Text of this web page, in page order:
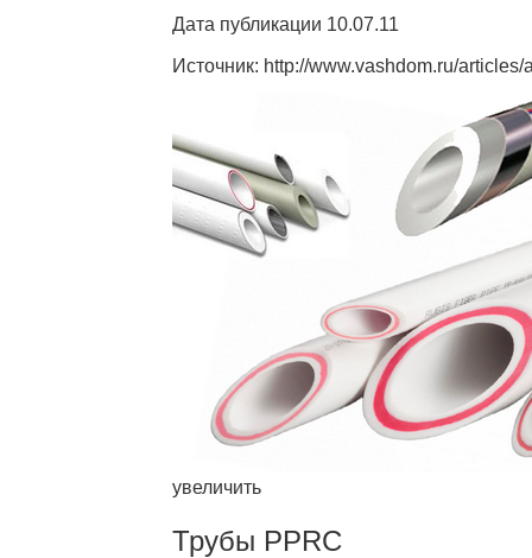
Дата публикации 10.07.11
Источник: http://www.vashdom.ru/articles/
увеличить
Трубы PPRC